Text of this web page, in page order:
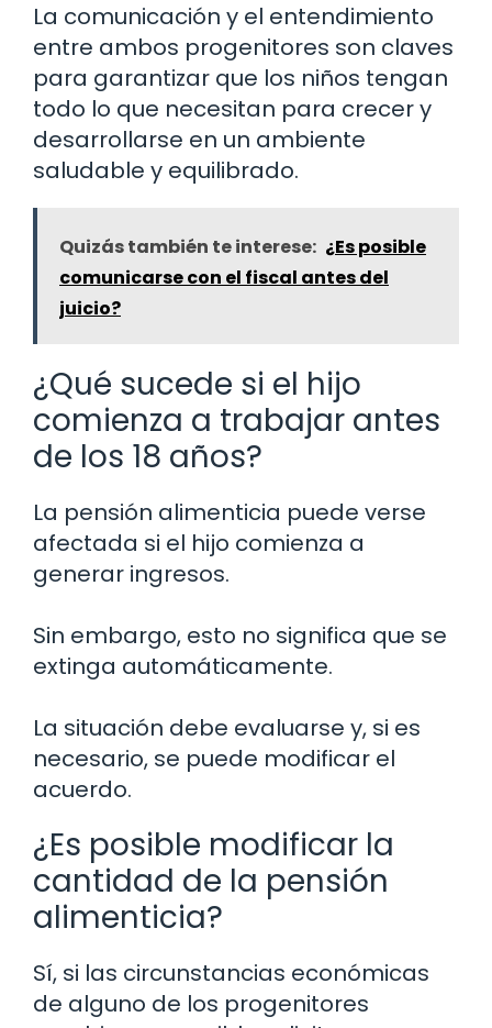
La comunicación y el entendimiento
entre ambos progenitores son claves
para garantizar que los niños tengan
todo lo que necesitan para crecer y
desarrollarse en un ambiente
saludable y equilibrado.
Quizás también te interese: ¿Es posible
comunicarse con el fiscal antes del
juicio?
¿Qué sucede si el hijo
comienza a trabajar antes
de los 18 años?
La pensión alimenticia puede verse
afectada si el hijo comienza a
generar ingresos.
Sin embargo, esto no significa que se
extinga automáticamente.
La situación debe evaluarse y, si es
necesario, se puede modificar el
acuerdo.
¿Es posible modificar la
cantidad de la pensión
alimenticia?
Sí, si las circunstancias económicas
de alguno de los progenitores